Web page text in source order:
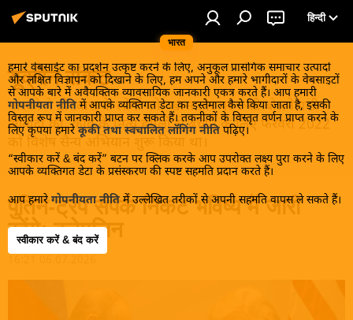
भारत
हिन्दी
हमारे वेबसाईट का प्रदर्शन उत्कृष्ट करने के लिए, अनुकूल प्रासंगिक समाचार उत्पादों
और लक्षित विज्ञापन को दिखाने के लिए, हम अपने और हमारे भागीदारों के वेबसाइटों
से आपके बारे में अवैयक्तिक व्यावसायिक जानकारी एकत्र करते हैं। आप हमारी
गोपनीयता नीति में आपके व्यक्तिगत डेटा का इस्तेमाल कैसे किया जाता है, इसकी
विस्तृत रूप में जानकारी प्राप्त कर सकते हैं। तकनीकों के विस्तृत वर्णन प्राप्त करने के
लिए कृपया हमारे कूकी तथा स्वचालित लॉगिंग नीति पढ़िए।
“स्वीकार करें & बंद करें” बटन पर क्लिक करके आप उपरोक्त लक्ष्य पुरा करने के लिए
आपके व्यक्तिगत डेटा के प्रसंस्करण की स्पष्ट सहमति प्रदान करते हैं।
आप हमारे गोपनीयता नीति में उल्लेखित तरीकों से अपनी सहमति वापस ले सकते हैं।
स्वीकार करें & बंद करें
यूक्रेन संकट
मास्को ने डोनबास के लोगों को, खास तौर पर रूसी बोलनेवाली
आबादी को, कीव के नित्य हमलों से बचाने के लिए फरवरी 2022
को विशेष सैन्य अभियान शुरू किया था।
पुतिन-ट्रंप संपर्क निकट भविष्य में जारी
रहेंगे: क्रेमलिन